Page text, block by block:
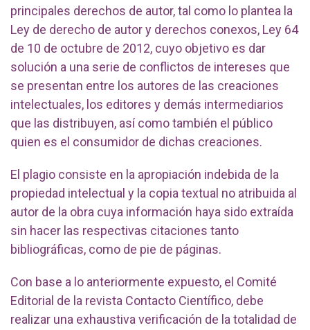
principales derechos de autor, tal como lo plantea la
Ley de derecho de autor y derechos conexos, Ley 64
de 10 de octubre de 2012, cuyo objetivo es dar
solución a una serie de conflictos de intereses que
se presentan entre los autores de las creaciones
intelectuales, los editores y demás intermediarios
que las distribuyen, así como también el público
quien es el consumidor de dichas creaciones.
El plagio consiste en la apropiación indebida de la
propiedad intelectual y la copia textual no atribuida al
autor de la obra cuya información haya sido extraída
sin hacer las respectivas citaciones tanto
bibliográficas, como de pie de páginas.
Con base a lo anteriormente expuesto, el Comité
Editorial de la revista Contacto Científico, debe
realizar una exhaustiva verificación de la totalidad de